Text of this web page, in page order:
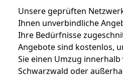
Unsere geprüften
Ihnen unverbindliche
Ihre Bedürfnisse
Angebote sind kostenlos,
Sie einen Umzug
Schwarzwald oder